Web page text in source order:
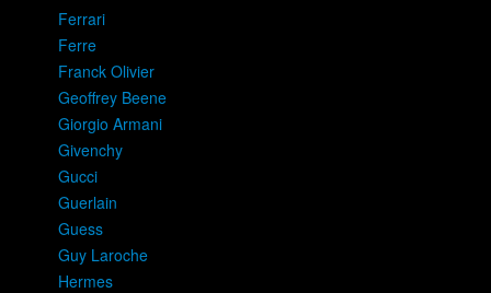
Ferrari
Ferre
Franck Olivier
Geoffrey Beene
Giorgio Armani
Givenchy
Gucci
Guerlain
Guess
Guy Laroche
Hermes